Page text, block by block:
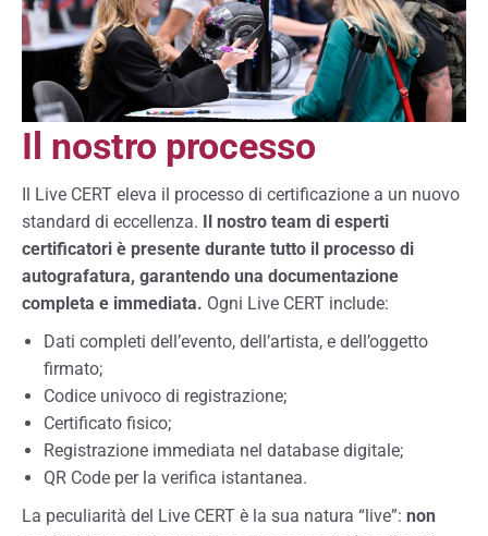
Il nostro processo
Il Live CERT eleva il processo di certificazione a un nuovo
standard di eccellenza.
Il nostro team di esperti
certificatori è presente durante tutto il processo di
autografatura, garantendo una documentazione
completa e immediata. Ogni Live CERT include:
Dati completi dell’evento, dell’artista, e dell’oggetto
firmato;
Codice univoco di registrazione;
Certificato fisico;
Registrazione immediata nel database digitale;
QR Code per la verifica istantanea.
La peculiarità del Live CERT è la sua natura “live”: non